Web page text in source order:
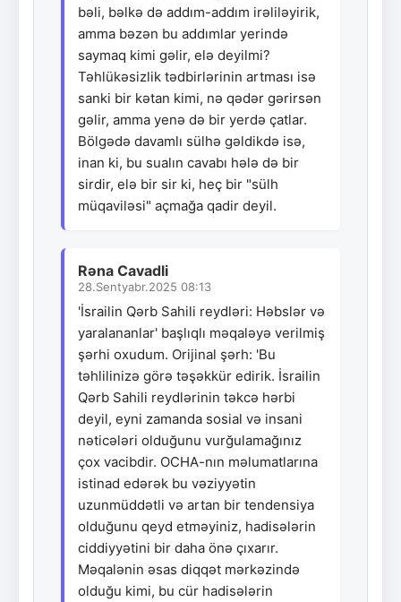
bəli, bəlkə də addım-addım irəliləyirik,
amma bəzən bu addımlar yerində
saymaq kimi gəlir, elə deyilmi?
Təhlükəsizlik tədbirlərinin artması isə
sanki bir kətan kimi, nə qədər gərirsən
gəlir, amma yenə də bir yerdə çatlar.
Bölgədə davamlı sülhə gəldikdə isə,
inan ki, bu sualın cavabı hələ də bir
sirdir, elə bir sir ki, heç bir "sülh
müqaviləsi" açmağa qadir deyil.
Rəna Cavadli
28.Sentyabr.2025 08:13
'İsrailin Qərb Sahili reydləri: Həbslər və
yaralananlar' başlıqlı məqaləyə verilmiş
şərhi oxudum. Orijinal şərh: 'Bu
təhlilinizə görə təşəkkür edirik. İsrailin
Qərb Sahili reydlərinin təkcə hərbi
deyil, eyni zamanda sosial və insani
nəticələri olduğunu vurğulamağınız
çox vacibdir. OCHA-nın məlumatlarına
istinad edərək bu vəziyyətin
uzunmüddətli və artan bir tendensiya
olduğunu qeyd etməyiniz, hadisələrin
ciddiyyətini bir daha önə çıxarır.
Məqalənin əsas diqqət mərkəzində
olduğu kimi, bu cür hadisələrin